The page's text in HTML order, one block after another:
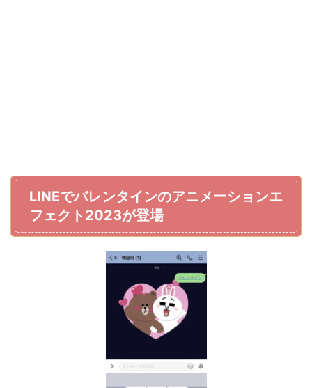
LINEでバレンタインのアニメーションエ
フェクト2023が登場